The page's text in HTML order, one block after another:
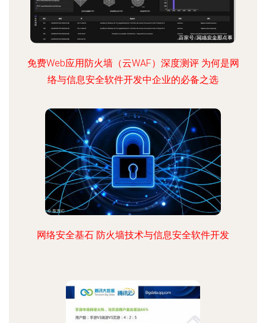
免费Web应用防火墙（云WAF）深度测评 为何是网
络与信息安全软件开发中企业的必备之选
网络安全基石 防火墙技术与信息安全软件开发